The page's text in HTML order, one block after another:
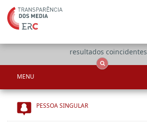
resultados coincidentes
MENU
PESSOA SINGULAR